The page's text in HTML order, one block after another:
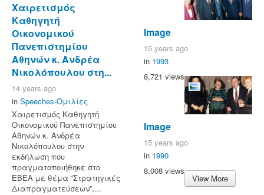
Χαιρετισμός
Καθηγητή
Οικονομικού
Πανεπιστημίου
Αθηνών κ. Ανδρέα
Νικολόπουλου στη...
14 years ago
in Speeches-Ομιλίες
Χαιρετισμός Καθηγητή
Οικονομικού Πανεπιστημίου
Αθηνών κ. Ανδρέα
Νικολόπουλου στην
εκδήλωση που
πραγματοποιήθηκε στο
ΕΒΕΑ με θέμα “Στρατηγικές
Διαπραγματεύσεων”,...
Image
15 years ago
in 1993
8,721 views
Image
15 years ago
in 1990
8,008 views
View More